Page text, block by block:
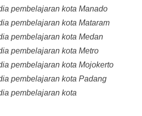
pembelajaran kota Manado
pembelajaran kota Mataram
pembelajaran kota Medan
pembelajaran kota Metro
pembelajaran kota Mojokerto
pembelajaran kota Padang
pembelajaran kota